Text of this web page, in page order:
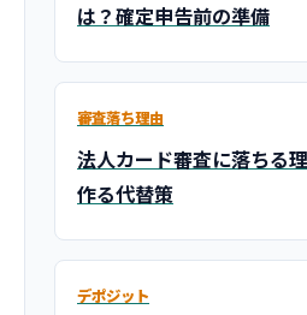
は？確定申告前の準備
審査落ち理由
法人カード審査に落ちる
作る代替策
デポジット